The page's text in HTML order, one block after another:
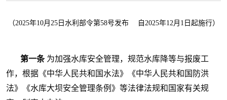
（2025年10月25日水利部令第58号发布 自2025年12月1日起施行）
第一条为加强水库安全管理，规范水库降等与报废工
作，根据《中华人民共和国水法》《中华人民共和国防洪
法》《水库大坝安全管理条例》等法律法规和国家有关规